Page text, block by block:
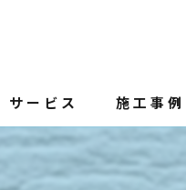
サービス 施工事例